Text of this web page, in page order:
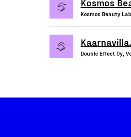
Kosmos Beauty
Double Effect Oy,